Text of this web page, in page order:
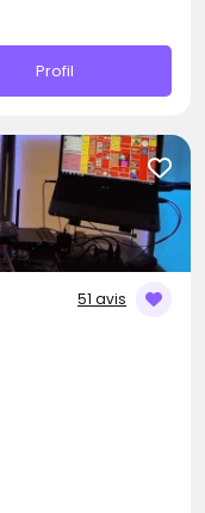
Profil
51 avis